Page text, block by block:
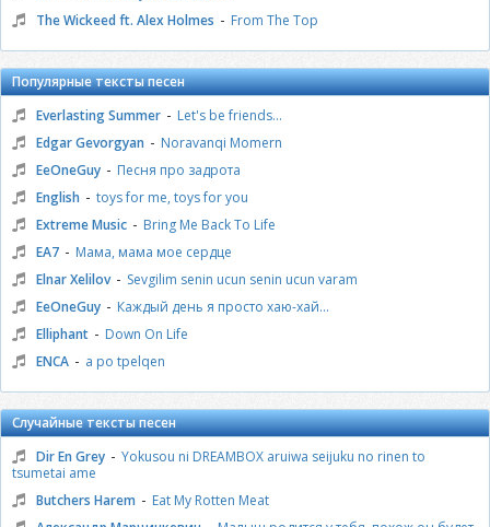
The Wickeed ft. Alex Holmes - From The Top
Популярные тексты песен
Everlasting Summer - Let's be friends...
Edgar Gevorgyan - Noravanqi Momern
EeOneGuy - Песня про задрота
English - toys for me, toys for you
Extreme Music - Bring Me Back To Life
EA7 - Мама, мама мое сердце
Elnar Xelilov - Sevgilim senin ucun senin ucun varam
EeOneGuy - Каждый день я просто хаю-хай...
Elliphant - Down On Life
ENCA - a po tpelqen
Случайные тексты песен
Dir En Grey - Yokusou ni DREAMBOX aruiwa seijuku no rinen to
tsumetai ame
Butchers Harem - Eat My Rotten Meat